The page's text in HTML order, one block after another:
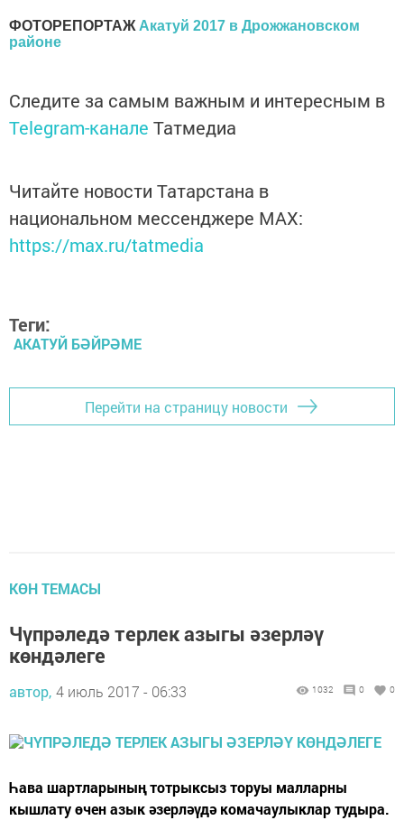
ФОТОРЕПОРТАЖ Акатуй 2017 в Дрожжановском
районе
Следите за самым важным и интересным в
Telegram-канале Татмедиа
Читайте новости Татарстана в
национальном мессенджере MАХ:
https://max.ru/tatmedia
Теги:
АКАТУЙ БӘЙРӘМЕ
Перейти на страницу новости
КӨН ТЕМАСЫ
Чүпрәледә терлек азыгы әзерләү
көндәлеге
автор, 4 июль 2017 - 06:33 1032 0 0
Һава шартларының тотрыксыз торуы малларны
кышлату өчен азык әзерләүдә комачаулыклар тудыра.